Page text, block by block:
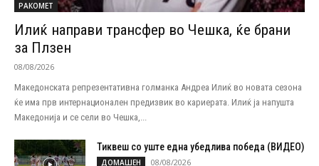
РАКОМЕТ
Илиќ направи трансфер во Чешка, ќе брани
за Плзен
08/08/2026
Македонската репрезентативна голманка Андреа Илиќ во новата сезона
ќе има прв интернационален предизвик во кариерата. Илиќ ја напушта
Македонија и се сели во Чешка,...
Тиквеш со уште една убедлива победа (ВИДЕО)
ДОМАШЕН 08/08/2026